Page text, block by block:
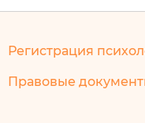
Регистрация
Правовые